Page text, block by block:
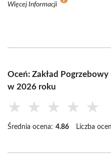
Więcej Informacji
Oceń: Zakład
w 2026 roku
★ ★ ★ ★ ★
Średnia ocena: 4.86 Liczba